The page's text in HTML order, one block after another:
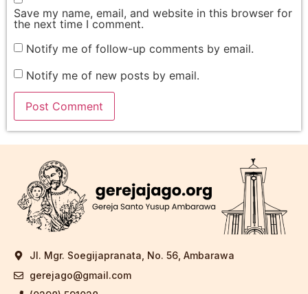
Save my name, email, and website in this browser for
the next time I comment.
Notify me of follow-up comments by email.
Notify me of new posts by email.
Jl. Mgr. Soegijapranata, No. 56, Ambarawa
gerejago@gmail.com